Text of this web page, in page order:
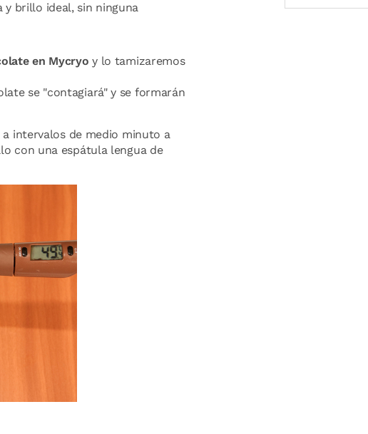
brillo ideal, sin ninguna
en Mycryoy lo tamizaremos
se "contagiará" y se formarán
intervalos de medio minuto a
con una espátula lengua de